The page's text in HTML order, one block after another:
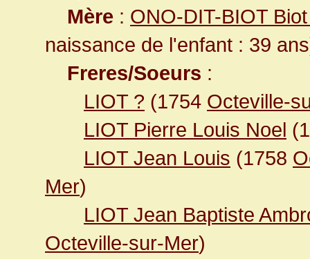
Mère : ONO-DIT-BIOT
naissance de l'enfant : 39
Freres/Soeurs :
LIOT ? (1754 Octeville-
LIOT Pierre Louis Noel
LIOT Jean Louis (1758
Mer)
LIOT Jean Baptiste
Octeville-sur-Mer)